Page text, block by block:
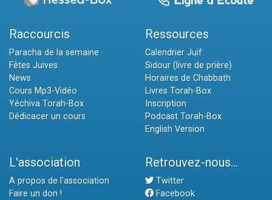
Raccourcis
Paracha de la semaine
Fêtes Juives
News
Cours Mp3-Vidéo
Yéchiva Torah-Box
Dédicacer un cours
Ressources
Calendrier Juif
Sidour (livre de prière)
Horaires de Chabbath
Livres Torah-Box
Inscription
Podcast Torah-Box
English Version
L'association
A propos de l'association
Faire un don !
Retrouvez-nous...
Twitter
Facebook